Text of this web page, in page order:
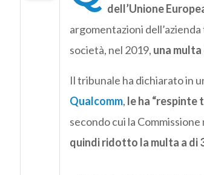
dell’Unione
argomentazioni
società, nel 2019, una multa
Il tribunale ha dichiarato in
Qualcomm, le ha “respinte
secondo cui la
quindi ridotto la multa a di